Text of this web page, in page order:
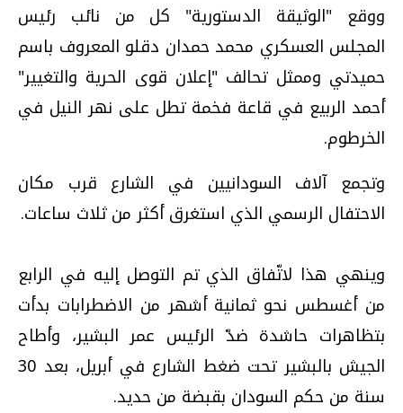
ووقع "الوثيقة الدستورية" كل من نائب رئيس
المجلس العسكري محمد حمدان دقلو المعروف باسم
حميدتي وممثل تحالف "إعلان قوى الحرية والتغيير"
أحمد الربيع في قاعة فخمة تطل على نهر النيل في
الخرطوم.
وتجمع آلاف السودانيين في الشارع قرب مكان
الاحتفال الرسمي الذي استغرق أكثر من ثلاث ساعات.
وينهي هذا لاتّفاق الذي تم التوصل إليه في الرابع
من أغسطس نحو ثمانية أشهر من الاضطرابات بدأت
بتظاهرات حاشدة ضدّ الرئيس عمر البشير، وأطاح
الجيش بالبشير تحت ضغط الشارع في أبريل، بعد 30
سنة من حكم السودان بقبضة من حديد.